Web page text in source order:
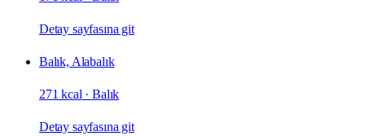
Detay sayfasına git
Balık, Alabalık
271 kcal ·Balık
Detay sayfasına git